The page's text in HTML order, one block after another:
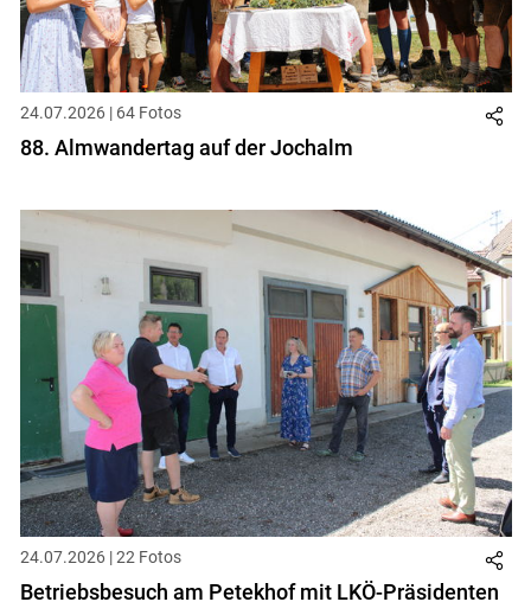
24.07.2026 | 64 Fotos
88. Almwandertag auf der Jochalm
24.07.2026 | 22 Fotos
Betriebsbesuch am Petekhof mit LKÖ-Präsidenten